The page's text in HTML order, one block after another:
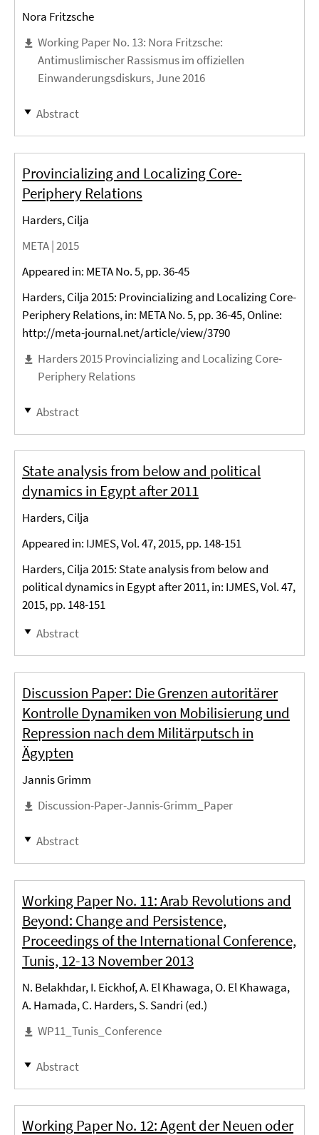
Nora Fritzsche
Working Paper No. 13: Nora Fritzsche:
Antimuslimischer Rassismus im offiziellen
Einwanderungsdiskurs, June 2016
Abstract
Provincializing and Localizing Core-
Periphery Relations
Harders, Cilja
META |2015
Appeared in: META No. 5, pp. 36-45
Harders, Cilja 2015: Provincializing and Localizing Core-
Periphery Relations, in: META No. 5, pp. 36-45, Online:
http://meta-journal.net/article/view/3790
Harders 2015 Provincializing and Localizing Core-
Periphery Relations
Abstract
State analysis from below and political
dynamics in Egypt after 2011
Harders, Cilja
Appeared in: IJMES, Vol. 47, 2015, pp. 148-151
Harders, Cilja 2015: State analysis from below and
political dynamics in Egypt after 2011, in: IJMES, Vol. 47,
2015, pp. 148-151
Abstract
Discussion Paper: Die Grenzen autoritärer
Kontrolle Dynamiken von Mobilisierung und
Repression nach dem Militärputsch in
Ägypten
Jannis Grimm
Discussion-Paper-Jannis-Grimm_Paper
Abstract
Working Paper No. 11: Arab Revolutions and
Beyond: Change and Persistence,
Proceedings of the International Conference,
Tunis, 12-13 November 2013
N. Belakhdar, I. Eickhof, A. El Khawaga, O. El Khawaga,
A. Hamada, C. Harders, S. Sandri (ed.)
WP11_Tunis_Conference
Abstract
Working Paper No. 12: Agent der Neuen oder